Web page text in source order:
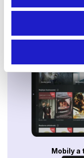
Smart TV -
Mobily a